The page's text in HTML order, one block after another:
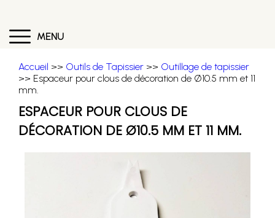
MENU
Accueil >> Outils de Tapissier >> Outillage de tapissier
>> Espaceur pour clous de décoration de Ø10.5 mm et 11
mm.
ESPACEUR POUR CLOUS DE
DÉCORATION DE Ø10.5 MM ET 11 MM.